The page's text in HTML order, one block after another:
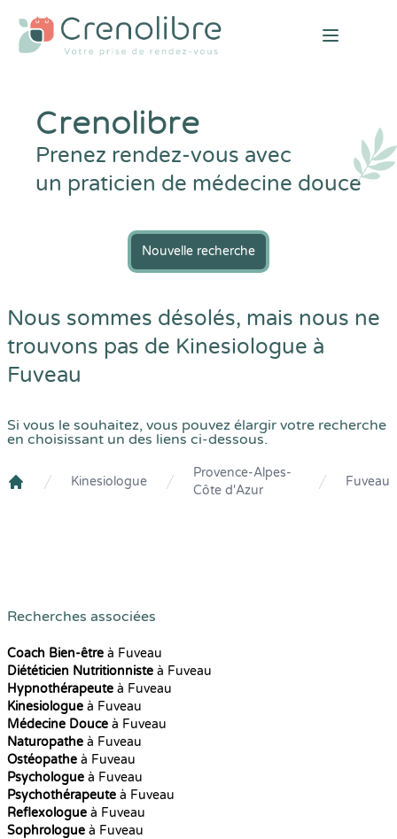
Open
Crenolibre
Prenez rendez-vous avec
un praticien de médecine douce
Nouvelle recherche
Nous sommes désolés, mais nous ne
trouvons pas de Kinesiologue à
Fuveau
Si vous le souhaitez, vous pouvez élargir votre recherche
en choisissant un des liens ci-dessous.
Kinesiologue
Provence-Alpes-
Côte d'Azur
Fuveau
Recherches associées
Coach Bien-être à Fuveau
Diététicien Nutritionniste à Fuveau
Hypnothérapeute à Fuveau
Kinesiologue à Fuveau
Médecine Douce à Fuveau
Naturopathe à Fuveau
Ostéopathe à Fuveau
Psychologue à Fuveau
Psychothérapeute à Fuveau
Reflexologue à Fuveau
Sophrologue à Fuveau